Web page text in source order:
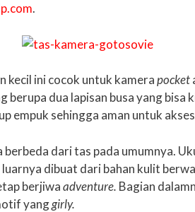
.
kecil ini cocok untuk kamerapocket
berupa dua lapisan busa yang
empuk sehingga aman untuk
berbeda dari tas pada umumnya.
dibuat dari bahan kulit
berjiwaadventure. Bagian
yanggirly.